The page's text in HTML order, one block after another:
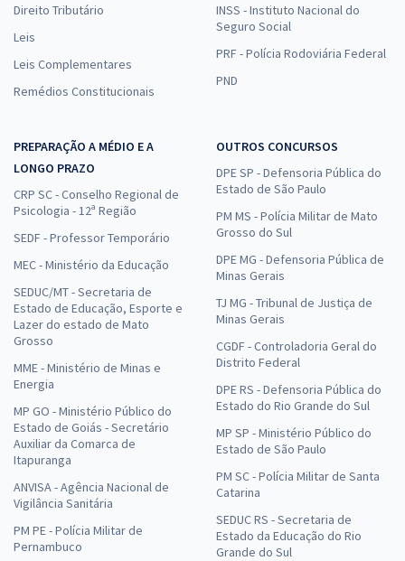
Direito Tributário
Leis
Leis Complementares
Remédios Constitucionais
INSS - Instituto Nacional do
Seguro Social
PRF - Polícia Rodoviária Federal
PND
PREPARAÇÃO A MÉDIO E A
LONGO PRAZO
CRP SC - Conselho Regional de
Psicologia - 12ª Região
SEDF - Professor Temporário
MEC - Ministério da Educação
SEDUC/MT - Secretaria de
Estado de Educação, Esporte e
Lazer do estado de Mato
Grosso
MME - Ministério de Minas e
Energia
MP GO - Ministério Público do
Estado de Goiás - Secretário
Auxiliar da Comarca de
Itapuranga
ANVISA - Agência Nacional de
Vigilância Sanitária
PM PE - Polícia Militar de
Pernambuco
OUTROS CONCURSOS
DPE SP - Defensoria Pública do
Estado de São Paulo
PM MS - Polícia Militar de Mato
Grosso do Sul
DPE MG - Defensoria Pública de
Minas Gerais
TJ MG - Tribunal de Justiça de
Minas Gerais
CGDF - Controladoria Geral do
Distrito Federal
DPE RS - Defensoria Pública do
Estado do Rio Grande do Sul
MP SP - Ministério Público do
Estado de São Paulo
PM SC - Polícia Militar de Santa
Catarina
SEDUC RS - Secretaria de
Estado da Educação do Rio
Grande do Sul